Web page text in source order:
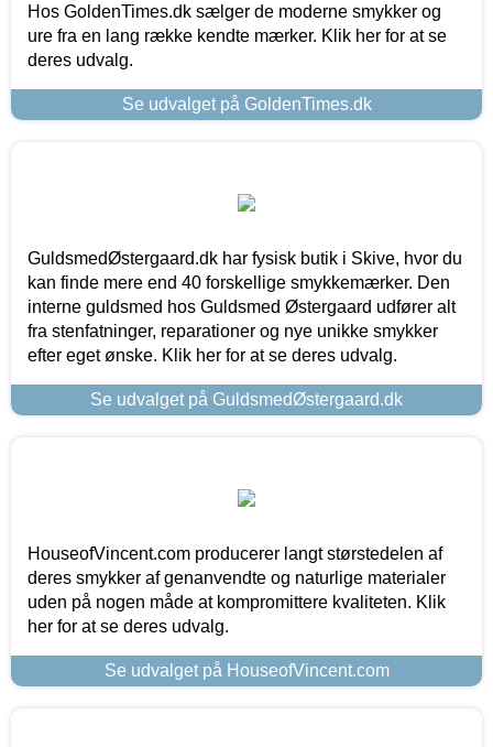
Hos GoldenTimes.dk sælger de moderne smykker og
ure fra en lang række kendte mærker. Klik her for at se
deres udvalg.
Se udvalget på GoldenTimes.dk
GuldsmedØstergaard.dk har fysisk butik i Skive, hvor du
kan finde mere end 40 forskellige smykkemærker. Den
interne guldsmed hos Guldsmed Østergaard udfører alt
fra stenfatninger, reparationer og nye unikke smykker
efter eget ønske. Klik her for at se deres udvalg.
Se udvalget på GuldsmedØstergaard.dk
HouseofVincent.com producerer langt størstedelen af
deres smykker af genanvendte og naturlige materialer
uden på nogen måde at kompromittere kvaliteten. Klik
her for at se deres udvalg.
Se udvalget på HouseofVincent.com